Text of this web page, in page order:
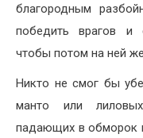
благородным
победить врагов и
чтобы потом на ней
Никто не смог бы
манто или
падающих в обморок